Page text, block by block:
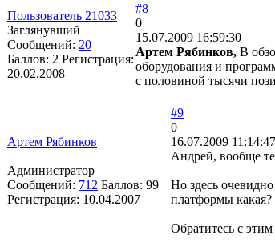
Пользователь 21033
Заглянувший
Сообщений: 20
Баллов: 2 Регистрация:
20.02.2008
#8
0
15.07.2009 16:59:30
Артем Рябинков, В
оборудования и
с половиной тысячи
Артем Рябинков
Администратор
Сообщений: 712 Баллов: 99
Регистрация: 10.04.2007
#9
0
16.07.2009 11:14:47
Андрей, вообще
Но здесь
платформы какая?
Обратитесь с